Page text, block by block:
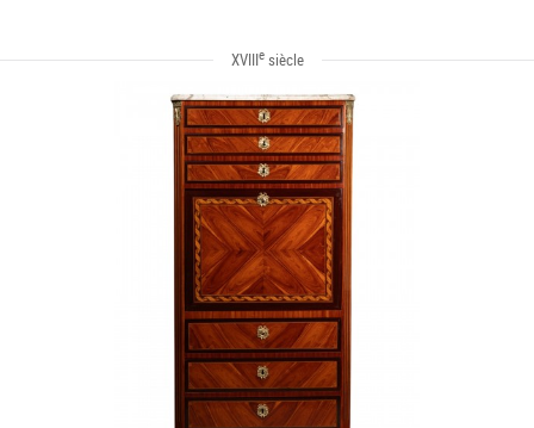
XVIIIesiècle